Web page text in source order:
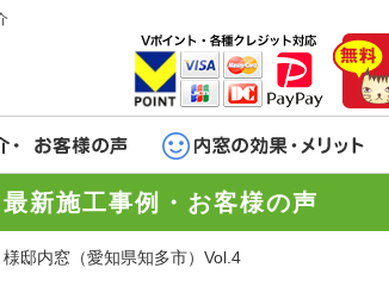
最新施工事例・お客様の声
様邸内窓（愛知県知多市）Vol.4